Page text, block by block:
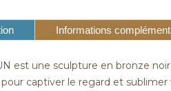
Informations
est une sculpture en bronze
captiver le regard et sublimer